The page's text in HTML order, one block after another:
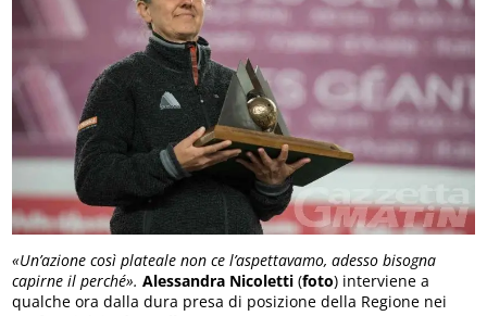
«Un’azione così plateale non ce l’aspettavamo, adesso bisogna
capirne il perché». Alessandra Nicoletti (foto) interviene a
qualche ora dalla dura presa di posizione della Regione nei